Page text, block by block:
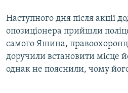
Наступного дня після акції
опозиціонера прийшли
самого Яшина,
доручили встановити місце
однак не пояснили, чому